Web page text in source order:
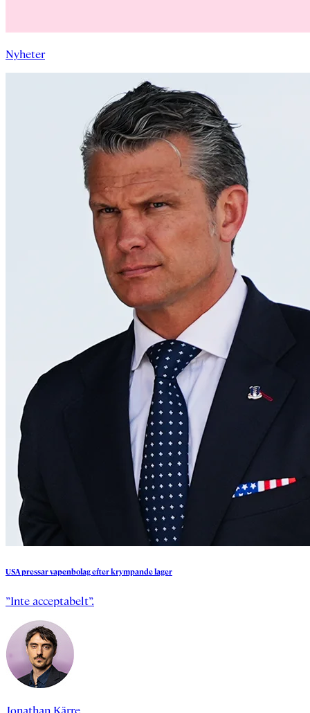
Nyheter
USApressarvapenbolagefterkrympandelager
”Inte acceptabelt”.